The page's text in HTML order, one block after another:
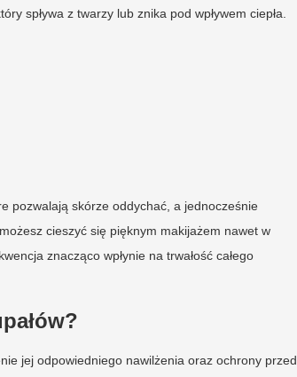
spływa z twarzy lub znika pod wpływem ciepła.
pozwalają skórze oddychać, a jednocześnie
cieszyć się pięknym makijażem nawet w
znacząco wpłynie na trwałość całego
jej odpowiedniego nawilżenia oraz ochrony przed